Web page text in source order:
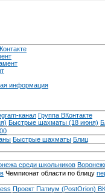
информация
канал Группа ВКонтакте
Быстрые шахматы (18 июня)
Быстрые шахматы Блиц
среди школьников
Чемпионат области по блицу
Проект Патиум (PostOrion)